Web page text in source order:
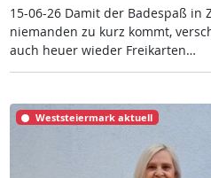
15-06-26 Da­mit der Ba­de­spaß in
nie­man­den zu kurz kommt,
auch heu­er wie­der Frei­k­ar­ten…
Weststeiermark aktuell